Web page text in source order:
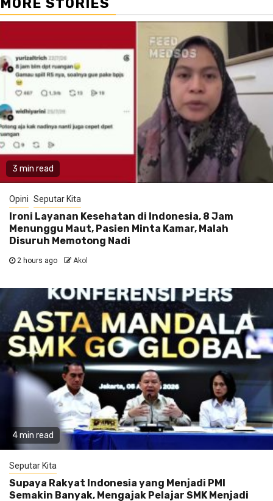
MORE STORIES
3 min read
Opini Seputar Kita
Ironi Layanan Kesehatan di Indonesia, 8 Jam
Menunggu Maut, Pasien Minta Kamar, Malah
Disuruh Memotong Nadi
2 hours ago Akol
4 min read
Seputar Kita
Supaya Rakyat Indonesia yang Menjadi PMI
Semakin Banyak, Mengajak Pelajar SMK Menjadi